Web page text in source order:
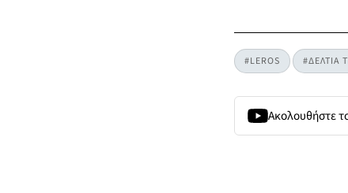
#LEROS #ΔΕΛΤΙΑ
Ακολουθήστε